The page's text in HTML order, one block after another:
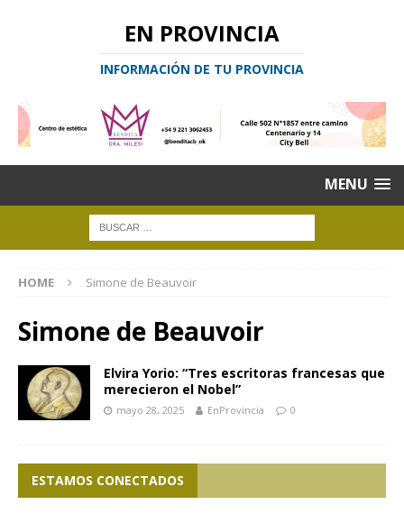
EN PROVINCIA
INFORMACIÓN DE TU PROVINCIA
MENU
HOME Simone de Beauvoir
Simone de Beauvoir
Elvira Yorio: “Tres escritoras francesas que
merecieron el Nobel”
mayo 28, 2025 EnProvincia 0
ESTAMOS CONECTADOS